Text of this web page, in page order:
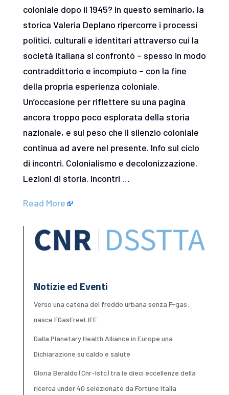
coloniale dopo il 1945? In questo seminario, la
storica Valeria Deplano ripercorre i processi
politici, culturali e identitari attraverso cui la
società italiana si confrontò – spesso in modo
contraddittorio e incompiuto – con la fine
della propria esperienza coloniale.
Un’occasione per riflettere su una pagina
ancora troppo poco esplorata della storia
nazionale, e sul peso che il silenzio coloniale
continua ad avere nel presente. Info sul ciclo
di incontri. Colonialismo e decolonizzazione.
Lezioni di storia. Incontri …
Read More
Notizie ed Eventi
Verso una catena del freddo urbana senza F-gas:
nasce FGasFreeLIFE
Dalla Planetary Health Alliance in Europe una
Dichiarazione su caldo e salute
Gloria Beraldo (Cnr-Istc) tra le dieci eccellenze della
ricerca under 40 selezionate da Fortune Italia